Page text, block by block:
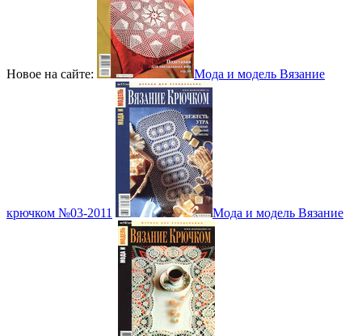
Новое на сайте: Мода и модель Вязание
крючком №03-2011 Мода и модель Вязание